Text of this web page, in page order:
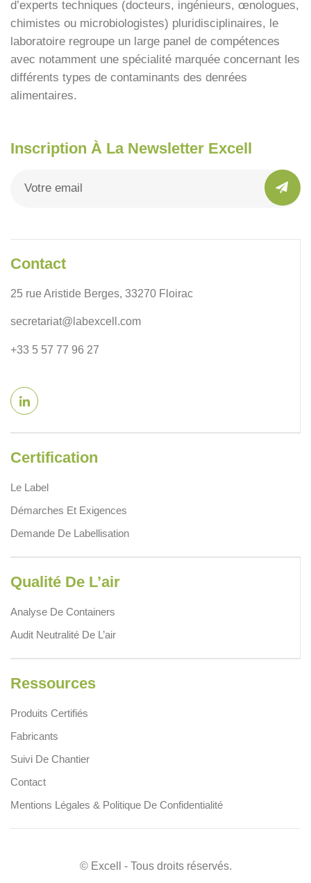
d’experts techniques (docteurs, ingénieurs, œnologues,
chimistes ou microbiologistes) pluridisciplinaires, le
laboratoire regroupe un large panel de compétences
avec notamment une spécialité marquée concernant les
différents types de contaminants des denrées
alimentaires.
Inscription À La Newsletter Excell
Contact
25 rue Aristide Berges, 33270 Floirac
secretariat@labexcell.com
+33 5 57 77 96 27
Certification
Le Label
Démarches Et Exigences
Demande De Labellisation
Qualité De L’air
Analyse De Containers
Audit Neutralité De L’air
Ressources
Produits Certifiés
Fabricants
Suivi De Chantier
Contact
Mentions Légales & Politique De Confidentialité
© Excell - Tous droits réservés.